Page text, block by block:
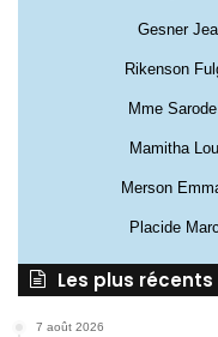
Gesner
Rikenson
Mme
Mamitha
Merson
Placide
Les plus récents
7 août 2026